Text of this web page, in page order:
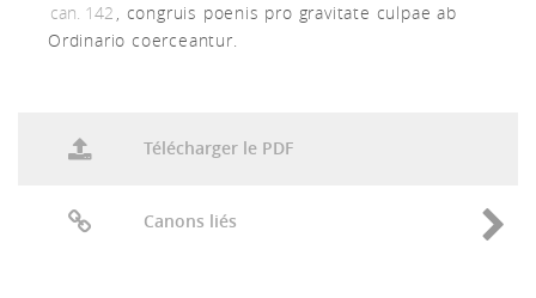
can. 142 , congruis poenis pro gravitate culpae ab
Ordinario coerceantur.
Télécharger le PDF
Canons liés